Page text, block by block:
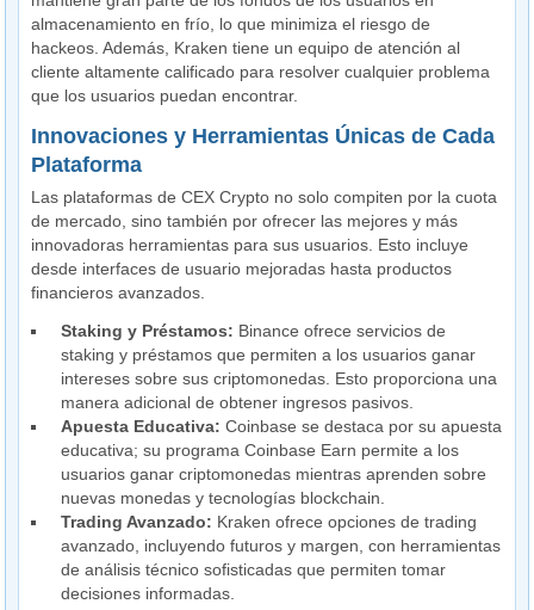
almacenamiento en frío, lo que minimiza el riesgo de
hackeos. Además, Kraken tiene un equipo de atención al
cliente altamente calificado para resolver cualquier problema
que los usuarios puedan encontrar.
Innovaciones y Herramientas Únicas de Cada
Plataforma
Las plataformas de CEX Crypto no solo compiten por la cuota
de mercado, sino también por ofrecer las mejores y más
innovadoras herramientas para sus usuarios. Esto incluye
desde interfaces de usuario mejoradas hasta productos
financieros avanzados.
Staking y Préstamos: Binance ofrece servicios de
staking y préstamos que permiten a los usuarios ganar
intereses sobre sus criptomonedas. Esto proporciona una
manera adicional de obtener ingresos pasivos.
Apuesta Educativa: Coinbase se destaca por su apuesta
educativa; su programa Coinbase Earn permite a los
usuarios ganar criptomonedas mientras aprenden sobre
nuevas monedas y tecnologías blockchain.
Trading Avanzado: Kraken ofrece opciones de trading
avanzado, incluyendo futuros y margen, con herramientas
de análisis técnico sofisticadas que permiten tomar
decisiones informadas.